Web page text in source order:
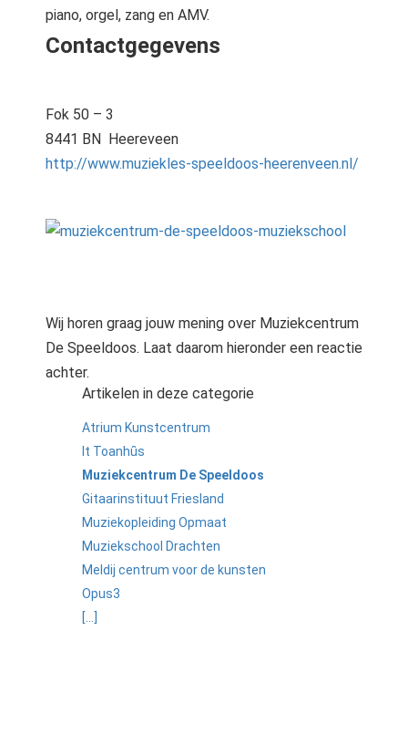
piano, orgel, zang en AMV.
Contactgegevens
Fok 50 – 3
8441 BN Heereveen
http://www.muziekles-speeldoos-heerenveen.nl/
Wij horen graag jouw mening over Muziekcentrum
De Speeldoos. Laat daarom hieronder een reactie
achter.
Artikelen in deze categorie
Atrium Kunstcentrum
It Toanhȗs
Muziekcentrum De Speeldoos
Gitaarinstituut Friesland
Muziekopleiding Opmaat
Muziekschool Drachten
Meldij centrum voor de kunsten
Opus3
[...]